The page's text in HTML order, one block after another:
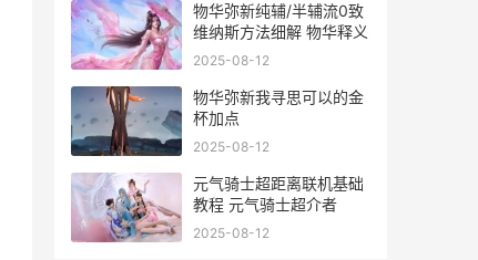
物华弥新纯辅/半辅流0致
维纳斯方法细解 物华释义
2025-08-12
物华弥新我寻思可以的金
杯加点
2025-08-12
元气骑士超距离联机基础
教程 元气骑士超介者
2025-08-12